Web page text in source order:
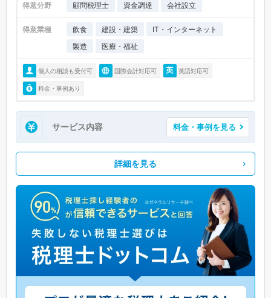
得意分野 顧問税理士 資金調達 会社設立
得意業種 飲食 建設・建築
IT・インターネット
製造
医療・福祉
個人の相談も受付可 国際会計対応可 英語対応可
料金・事例あり
サービス内容 料金・事例を見る
詳細を見る